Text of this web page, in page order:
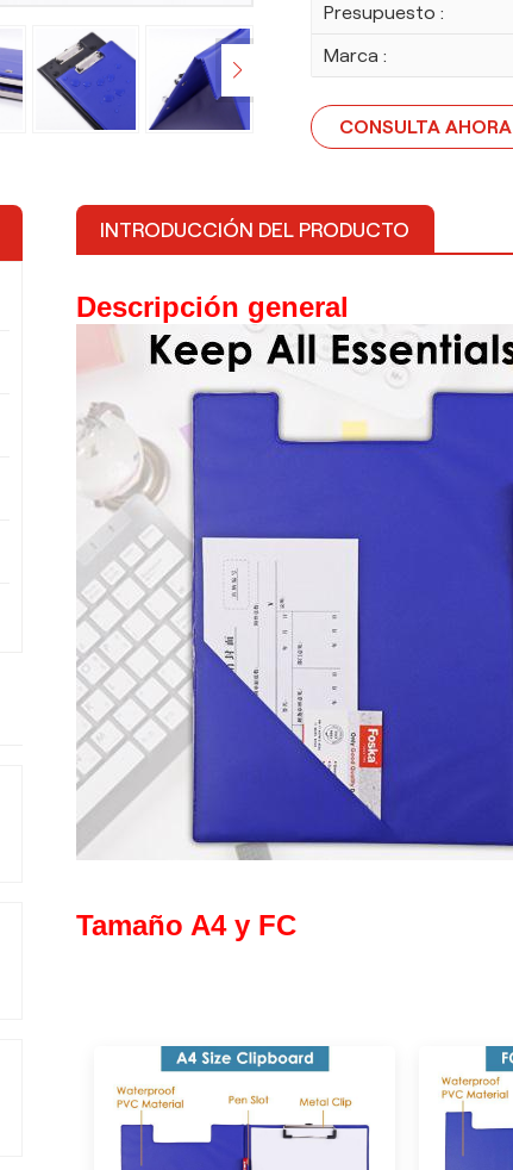
Presupuesto :
Marca :
CONSULTA AHORA
INTRODUCCIÓN DEL PRODUCTO
Descripción general
Tamaño A4 y FC